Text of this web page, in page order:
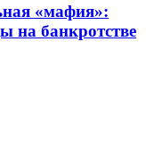
«мафия»:
на банкротстве